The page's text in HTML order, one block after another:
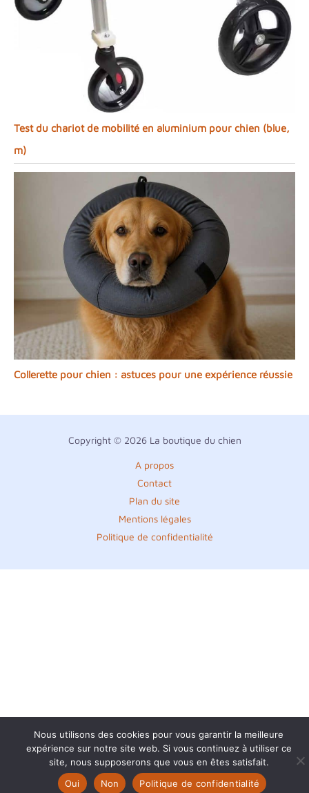
Test du chariot de mobilité en aluminium pour chien (blue,
m)
Collerette pour chien : astuces pour une expérience réussie
Copyright © 2026 La boutique du chien
A propos
Contact
Plan du site
Mentions légales
Politique de confidentialité
Nous utilisons des cookies pour vous garantir la meilleure
expérience sur notre site web. Si vous continuez à utiliser ce
site, nous supposerons que vous en êtes satisfait.
Oui
Non Politique de confidentialité